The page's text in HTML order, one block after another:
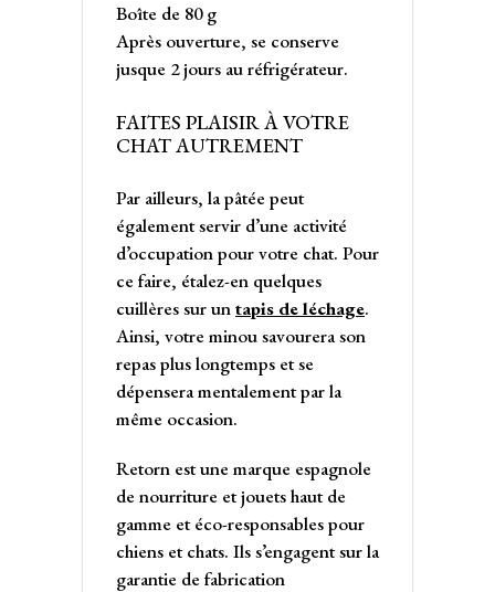
Boîte de 80 g
Après ouverture, se conserve
jusque 2 jours au réfrigérateur.
FAITES PLAISIR À VOTRE
CHAT AUTREMENT
Par ailleurs, la pâtée peut
également servir d’une activité
d’occupation pour votre chat. Pour
ce faire, étalez-en quelques
cuillères sur untapis de léchage.
Ainsi, votre minou savourera son
repas plus longtemps et se
dépensera mentalement par la
même occasion.
Retorn est une marque espagnole
de nourriture et jouets haut de
gamme et éco-responsables pour
chiens et chats. Ils s’engagent sur la
garantie de fabrication